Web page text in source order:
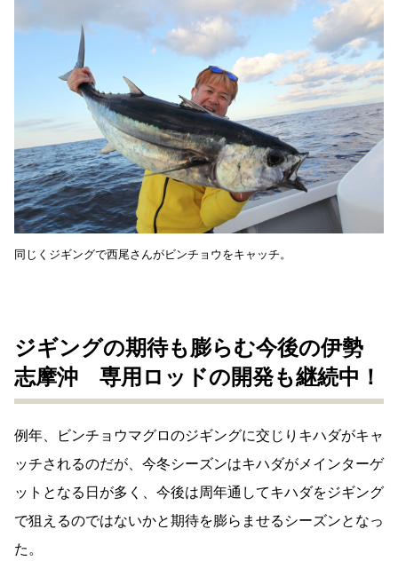
同じくジギングで西尾さんがビンチョウをキャッチ。
ジギングの期待も膨らむ今後の伊勢
志摩沖 専用ロッドの開発も継続中！
例年、ビンチョウマグロのジギングに交じりキハダがキャ
ッチされるのだが、今冬シーズンはキハダがメインターゲ
ットとなる日が多く、今後は周年通してキハダをジギング
で狙えるのではないかと期待を膨らませるシーズンとなっ
た。